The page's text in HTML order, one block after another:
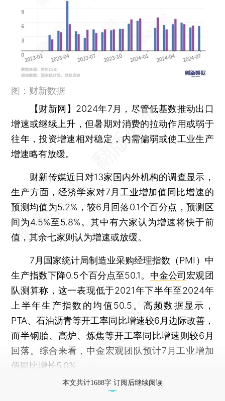
图：财新数据
【财新网】 2024年7月，尽管低基数推动出口
增速或继续上升，但暑期对消费的拉动作用或弱于
往年，投资增速相对稳定，内需偏弱或使工业生产
增速略有放缓。
财新传媒近日对13家国内外机构的调查显示，
生产方面，经济学家对7月工业增加值同比增速的
预测均值为5.2%，较6月回落0.1个百分点，预测区
间为4.5%至5.8%。其中有六家认为增速将快于前
值，其余七家则认为增速或放缓。
7月国家统计局制造业采购经理指数（PMI）中
生产指数下降0.5个百分点至50.1。 中金公司宏观团
队测算称，这一表现低于2021年下半年至2024年
上半年生产指数的均值50.5。高频数据显示，
PTA、石油沥青等开工率同比增速较6月边际改善，
而半钢胎、高炉、炼焦等开工率同比增速则较6月
回落。综合来看，中金宏观团队预计7月工业增加
值同比增长5.0%。
本文共计1688字 订阅后继续阅读